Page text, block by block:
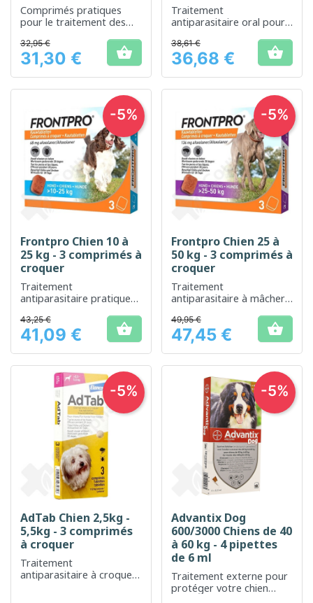
Comprimés pratiques
pour le traitement des
chez les chats
Prix
32,95 €
31,30 € 
Traitement
antiparasitaire oral pour
contre les puces et les
tiques
Prix
38,61 €
36,68 € 
Frontpro Chien 10 à
25 kg - 3 comprimés à
croquer
Traitement
antiparasitaire pratique
chien contre les puces et
les tiques
Prix
43,25 €
41,09 € 
-5%
Frontpro Chien 25 à
50 kg - 3 comprimés à
croquer
Traitement
antiparasitaire à mâcher
renforcée contre les
puces et les tiques chez le
chien
Prix
49,95 €
47,45 € 
-5%
AdTab Chien 2,5kg -
5,5kg - 3 comprimés
à croquer
Traitement
antiparasitaire à croquer
-5%
Advantix Dog
600/3000 Chiens de 40
à 60 kg - 4 pipettes
de 6 ml
Traitement externe pour
protéger votre chien
-5%